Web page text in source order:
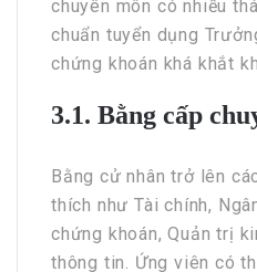
chuyên môn có nhiều
chuẩn tuyển dụng
chứng khoán khá khắt
3.1. Bằng cấp
Bằng cử nhân trở lên
thích như Tài chính,
chứng khoán, Quản trị
thông tin. Ứng viên có